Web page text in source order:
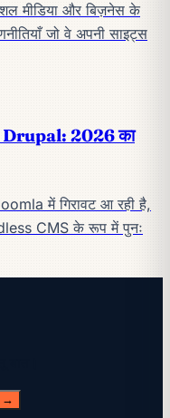
मीडिया और बिज़नेस के
जो वे अपनी साइट्स
Drupal: 2026 का
में गिरावट आ रही है,
CMS के रूप में पुनः
→